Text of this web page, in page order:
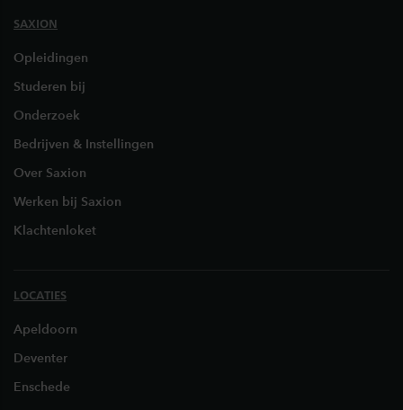
SAXION
Opleidingen
Studeren bij
Onderzoek
Bedrijven & Instellingen
Over Saxion
Werken bij Saxion
Klachtenloket
LOCATIES
Apeldoorn
Deventer
Enschede